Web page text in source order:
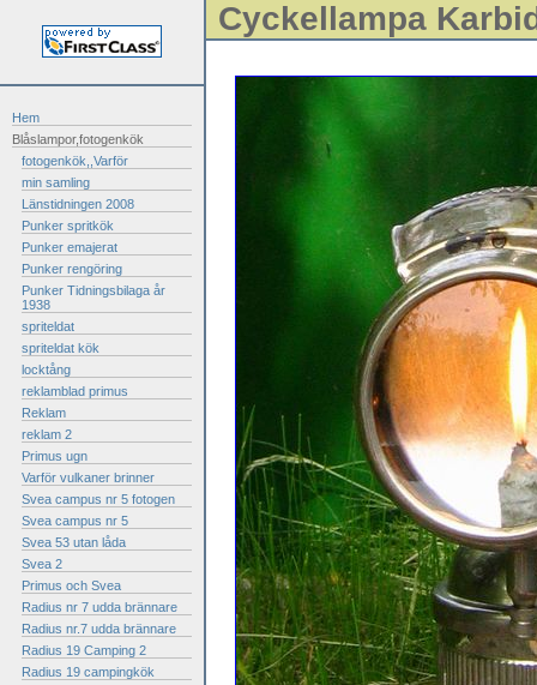
Hem
Blåslampor,fotogenkök
fotogenkök,,Varför
min samling
Länstidningen 2008
Punker spritkök
Punker emajerat
Punker rengöring
Punker Tidningsbilaga år
1938
spriteldat
spriteldat kök
locktång
reklamblad primus
Reklam
reklam 2
Primus ugn
Varför vulkaner brinner
Svea campus nr 5 fotogen
Svea campus nr 5
Svea 53 utan låda
Svea 2
Primus och Svea
Radius nr 7 udda brännare
Radius nr.7 udda brännare
Radius 19 Camping 2
Radius 19 campingkök
Cyckellampa